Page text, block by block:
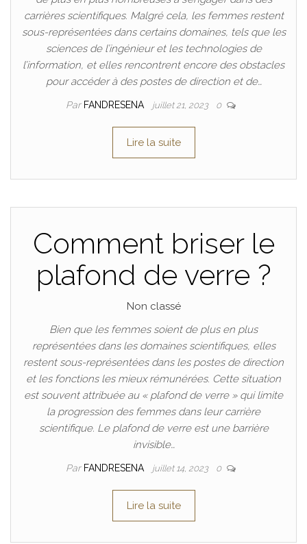
carrières scientifiques. Malgré cela, les femmes restent
sous-représentées dans certains domaines, tels que les
sciences de l’ingénieur et les technologies de
l’information, et elles rencontrent encore des obstacles
pour accéder à des postes de direction et de…
Par FANDRESENA juillet 21, 2023 0
Lire la suite
Comment briser le
plafond de verre ?
Non classé
Bien que les femmes soient de plus en plus
représentées dans les domaines scientifiques, elles
restent sous-représentées dans les postes de direction
et les fonctions les mieux rémunérées. Cette situation
est souvent attribuée au « plafond de verre » qui limite
la progression des femmes dans leur carrière
scientifique. Le plafond de verre est une barrière
invisible…
Par FANDRESENA juillet 14, 2023 0
Lire la suite